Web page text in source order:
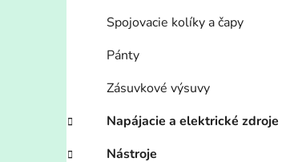
Spojovacie kolíky a čapy
Pánty
Zásuvkové výsuvy
Napájacie a elektrické zdroje
Nástroje